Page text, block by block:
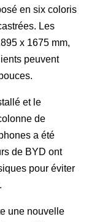
en six coloris
Les
x 1675 mm,
peuvent
et le
de
a été
de BYD ont
pour éviter
une nouvelle